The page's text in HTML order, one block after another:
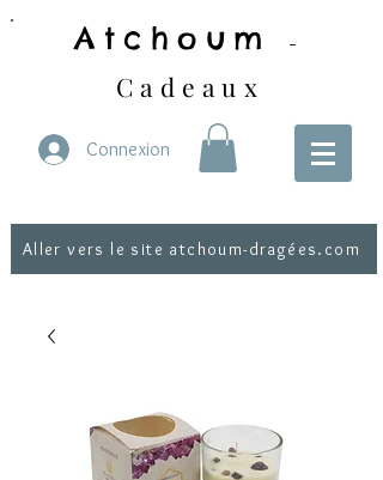
Atchoum -
Cadeaux
Connexion
Aller vers le site atchoum-dragées.com